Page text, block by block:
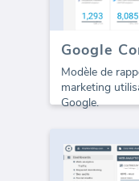
Google
Modèle de
marketing
Google.